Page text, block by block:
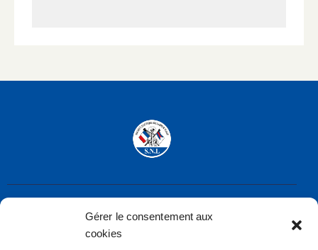
Gérer le consentement aux
cookies
Société Nautique de Larmor-Plage
rue de la Frégate – 56260 LARMOR-PLAGE